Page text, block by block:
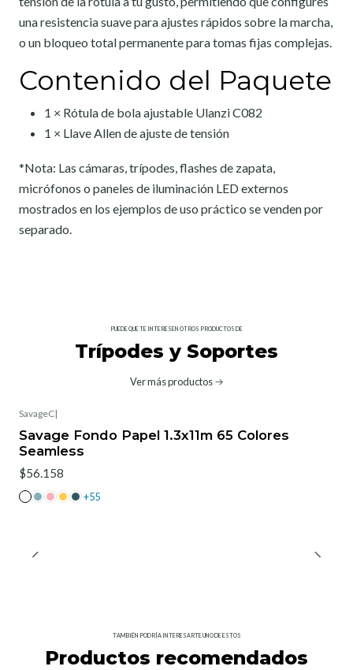
una resistencia suave para ajustes rápidos sobre la marcha,
o un bloqueo total permanente para tomas fijas complejas.
Contenido del Paquete
1 × Rótula de bola ajustable Ulanzi C082
1 × Llave Allen de ajuste de tensión
*Nota: Las cámaras, trípodes, flashes de zapata,
micrófonos o paneles de iluminación LED externos
mostrados en los ejemplos de uso práctico se venden por
separado.
PUEDE QUE TE INTERESEN OTROS PRODUCTOS DE
Trípodes y Soportes
Ver más productos
SavageC|
Savage Fondo Papel 1.3x11m 65 Colores
Seamless
$56.158
+55
TAMBIÉN PODRÍA INTERESARTE UNO DE ESTOS
Productos recomendados